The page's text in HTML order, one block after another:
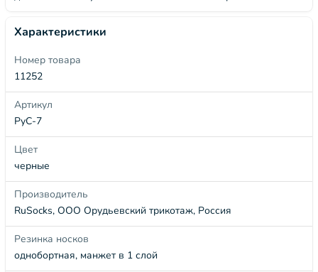
Характеристики
Номер товара
11252
Артикул
РуС-7
Цвет
черные
Производитель
RuSocks, ООО Орудьевский трикотаж, Россия
Резинка носков
однобортная, манжет в 1 слой